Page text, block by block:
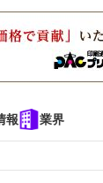
報 業界